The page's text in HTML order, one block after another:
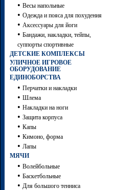
• Весы напольные
• Одежда и пояса для похудения
• Аксессуары для йоги
• Бандажи, накладки, тейпы,
суппорты спортивные
ДЕТСКИЕ КОМПЛЕКСЫ
УЛИЧНОЕ ИГРОВОЕ
ОБОРУДОВАНИЕ
ЕДИНОБОРСТВА
• Перчатки и накладки
• Шлема
• Накладки на ноги
• Защита корпуса
• Капы
• Кимоно, форма
• Лапы
МЯЧИ
• Волейбольные
• Баскетбольные
• Для большого тенниса